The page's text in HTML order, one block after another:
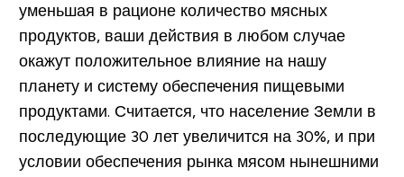
уменьшая в рационе количество мясных
продуктов, ваши действия в любом случае
окажут положительное влияние на нашу
планету и систему обеспечения пищевыми
продуктами. Считается, что население Земли в
последующие 30 лет увеличится на 30%, и при
условии обеспечения рынка мясом нынешними